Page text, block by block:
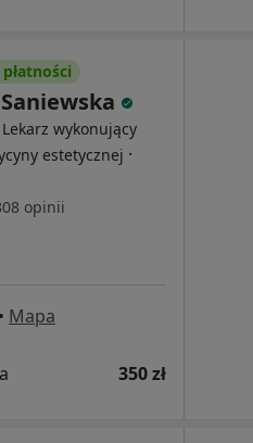
wykonujący
estetycznej ·
opinii
• Mapa
350 zł